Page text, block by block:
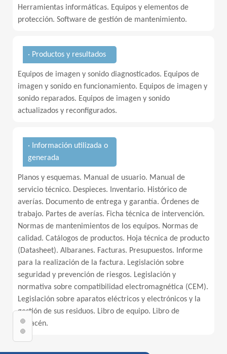
Herramientas informáticas. Equipos y elementos de
protección. Software de gestión de mantenimiento.
· Productos y resultados
Equipos de imagen y sonido diagnosticados. Equipos de
imagen y sonido en funcionamiento. Equipos de imagen y
sonido reparados. Equipos de imagen y sonido
actualizados y reconfigurados.
· Información utilizada o
generada
Planos y esquemas. Manual de usuario. Manual de
servicio técnico. Despieces. Inventario. Histórico de
averías. Documento de entrega y garantía. Órdenes de
trabajo. Partes de averías. Ficha técnica de intervención.
Normas de mantenimientos de los equipos. Normas de
calidad. Catálogos de productos. Hoja técnica de producto
(Datasheet). Albaranes. Facturas. Presupuestos. Informe
para la realización de la factura. Legislación sobre
seguridad y prevención de riesgos. Legislación y
normativa sobre compatibilidad electromagnética (CEM).
Legislación sobre aparatos eléctricos y electrónicos y la
gestión de sus residuos. Libro de equipo. Libro de
almacén.